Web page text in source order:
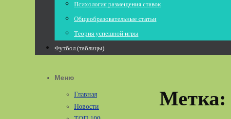
Психология размещения ставок
Общеобразовательные статьи
Теория успешной игры
Футбол (таблицы)
Метка:
Меню
Главная
Новости